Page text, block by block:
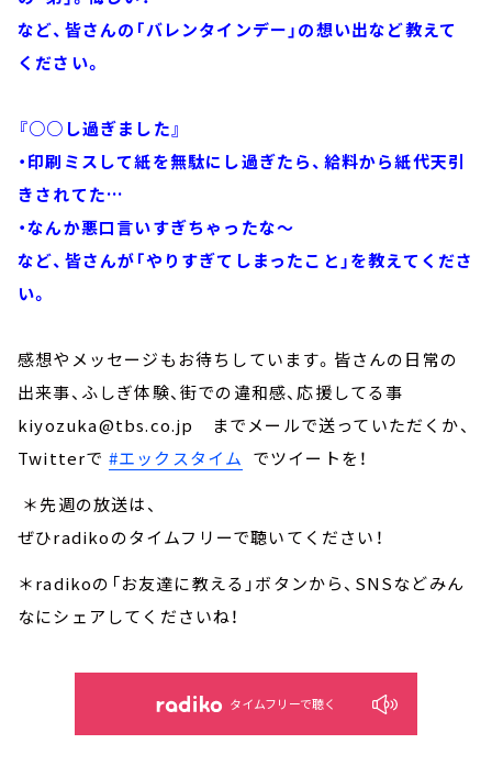
など、皆さんの「バレンタインデー」の想い出など教えて
ください。
『○○し過ぎました』
・印刷ミスして紙を無駄にし過ぎたら、給料から紙代天引
きされてた…
・なんか悪口言いすぎちゃったな～
など、皆さんが「やりすぎてしまったこと」を教えてくださ
い。
感想やメッセージもお待ちしています。皆さんの日常の
出来事、ふしぎ体験、街での違和感、応援してる事
kiyozuka@tbs.co.jp までメールで送っていただくか、
Twitterで #エックスタイム でツイートを！
＊先週の放送は、
ぜひradikoのタイムフリーで聴いてください！
＊radikoの「お友達に教える」ボタンから、SNSなどみん
なにシェアしてくださいね！
タイムフリーで聴く